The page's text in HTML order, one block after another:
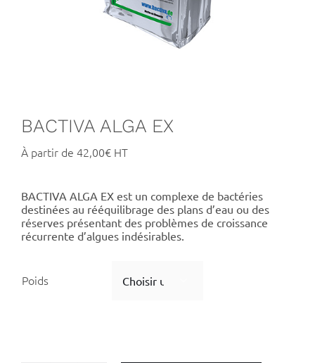
BACTIVA ALGA EX
À partir de 42,00€
BACTIVA ALGA EX est un complexe de bactéries
destinées au rééquilibrage des plans d’eau ou des
réserves présentant des problèmes de croissance
récurrente d’algues indésirables.
Poids